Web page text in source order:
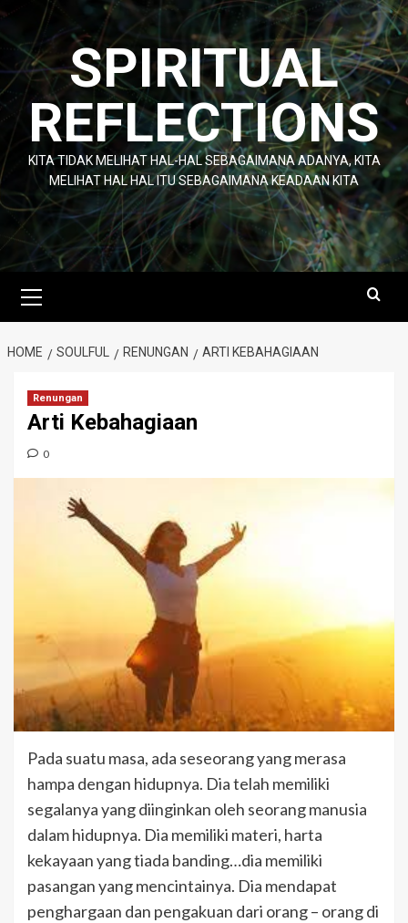
Skip
content
SPIRITUAL
REFLECTIONS
KITA TIDAK MELIHAT HAL-HAL SEBAGAIMANA ADANYA, KITA
MELIHAT HAL HAL ITU SEBAGAIMANA KEADAAN KITA
Menu
HOME SOULFUL RENUNGAN ARTI KEBAHAGIAAN
Renungan
Arti Kebahagiaan
0
Pada suatu masa, ada seseorang yang merasa
hampa dengan hidupnya. Dia telah memiliki
segalanya yang diinginkan oleh seorang manusia
dalam hidupnya. Dia memiliki materi, harta
kekayaan yang tiada banding…dia memiliki
pasangan yang mencintainya. Dia mendapat
penghargaan dan pengakuan dari orang – orang di